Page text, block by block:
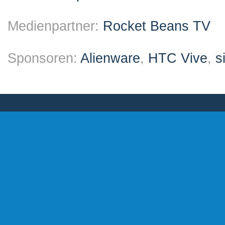
Medienpartner: Rocket Beans TV
Sponsoren: Alienware, HTC Vive,